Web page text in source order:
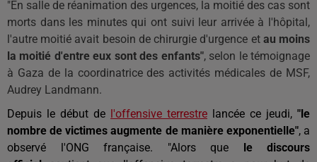
"En salle de réanimation des urgences, la moitié des cas sont
morts dans les minutes qui ont suivi leur arrivée à l'hôpital,
l'autre moitié avait besoin de chirurgie d'urgence et au moins
la moitié d'entre eux sont des enfants", selon le témoignage
à Gaza de la coordinatrice des activités médicales de MSF,
Audrey Landmann.
Depuis le début de
l'offensive terrestre lancée ce jeudi, "le
nombre de victimes augmente de manière exponentielle", a
observé l'ONG française. "Alors que
le discours